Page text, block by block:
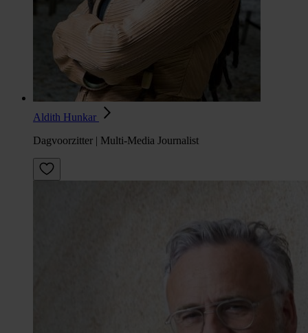
Aldith Hunkar
Dagvoorzitter | Multi-Media Journalist